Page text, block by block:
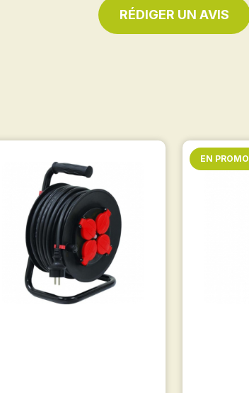
RÉDIGER UN AVIS
EN PROMO